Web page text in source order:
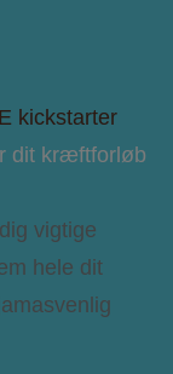
kickstarter
dit kræftforløb
vigtige
hele dit